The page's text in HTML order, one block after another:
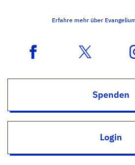
Erfahre mehr über
Spenden
Login